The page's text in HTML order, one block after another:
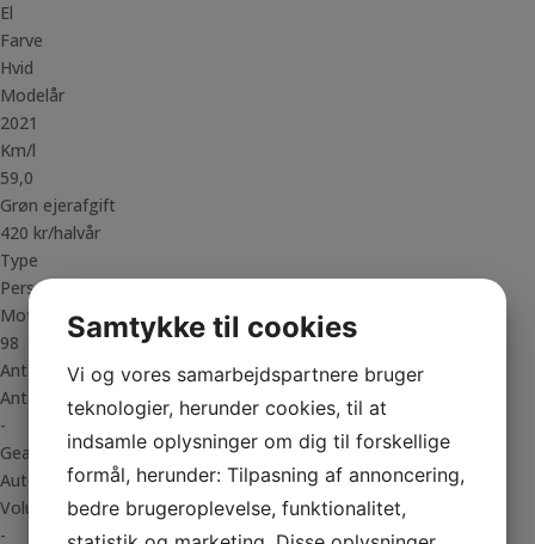
El
Farve
Hvid
Modelår
2021
Km/l
59,0
Grøn ejerafgift
420 kr/halvår
Type
Personvogn
Motor
98
Antal døre
Antal gear
-
Gear type
Auto
Volume
-
Samtykke til cookies
Vi og vores samarbejdspartnere bruger
teknologier, herunder cookies, til at
indsamle oplysninger om dig til forskellige
formål, herunder: Tilpasning af annoncering,
bedre brugeroplevelse, funktionalitet,